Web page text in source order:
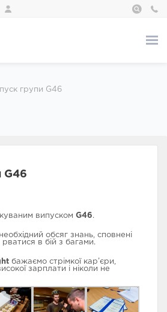
групи G46
G46
випуском G46.
обсяг знань, сповнені
рватися в бій з багами.
бажаємо стрімкої кар’єри,
зарплати і ніколи не